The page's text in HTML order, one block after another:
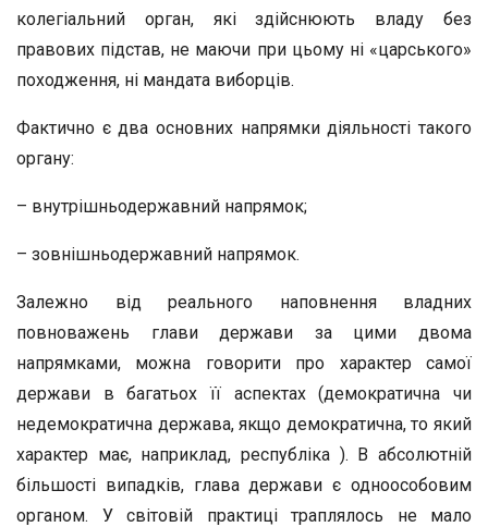
колегіальний орган, які здійснюють владу без
правових підстав, не маючи при цьому ні «царського»
походження, ні мандата виборців.
Фактично є два основних напрямки діяльності такого
органу:
– внутрішньодержавний напрямок;
– зовнішньодержавний напрямок.
Залежно від реального наповнення владних
повноважень глави держави за цими двома
напрямками, можна говорити про характер самої
держави в багатьох її аспектах (демократична чи
недемократична держава, якщо демократична, то який
характер має, наприклад, республіка ). В абсолютній
більшості випадків, глава держави є одноособовим
органом. У світовій практиці траплялось не мало